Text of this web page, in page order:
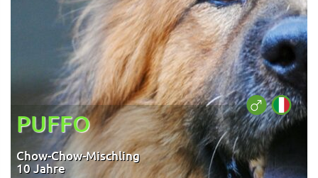
PUFFO
Chow-Chow-Mischling
10 Jahre